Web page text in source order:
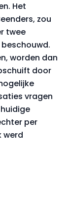
Het
zou
twee
worden dan
door
vragen
per
werd